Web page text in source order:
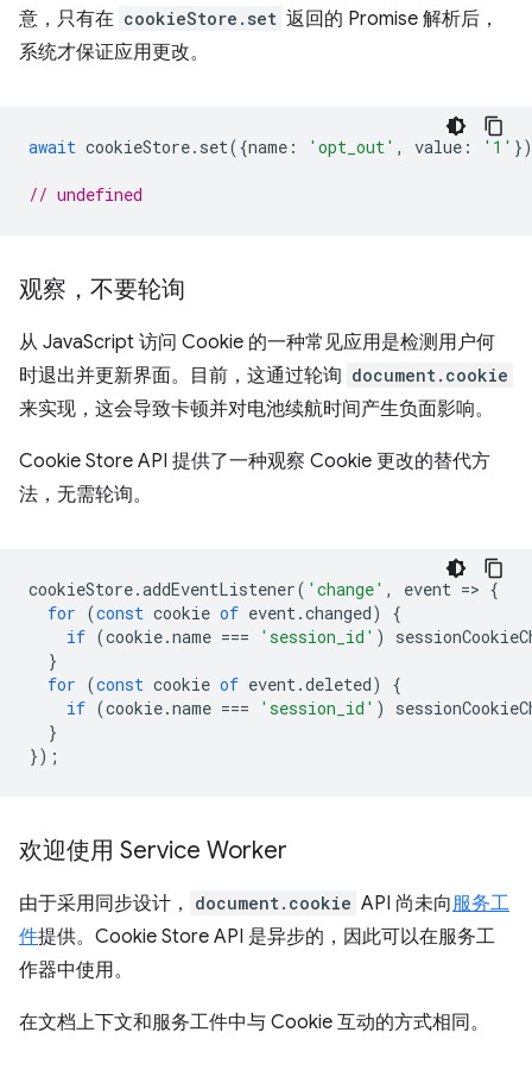
意，只有在 cookieStore.set 返回的 Promise 解析后，
系统才保证应用更改。
await cookieStore. set({name : 'opt_out' , value : '1'
// undefined
观察，不要轮询
从 JavaScript 访问 Cookie 的一种常见应用是检测用户何
时退出并更新界面。目前，这通过轮询 document.cookie
来实现，这会导致卡顿并对电池续航时间产生负面影响。
Cookie Store API 提供了一种观察 Cookie 更改的替代方
法，无需轮询。
cookieStore.addEventListener( 'change' , event => {
for (const cookie of event.changed)
{
if (cookie.name === 'session_id' )
}
for (const cookie of event.deleted)
{
if (cookie.name === 'session_id' )
}
});
欢迎使用 Service Worker
由于采用同步设计， document.cookie API 尚未向服务工
件提供。Cookie Store API 是异步的，因此可以在服务工
作器中使用。
在文档上下文和服务工件中与 Cookie 互动的方式相同。